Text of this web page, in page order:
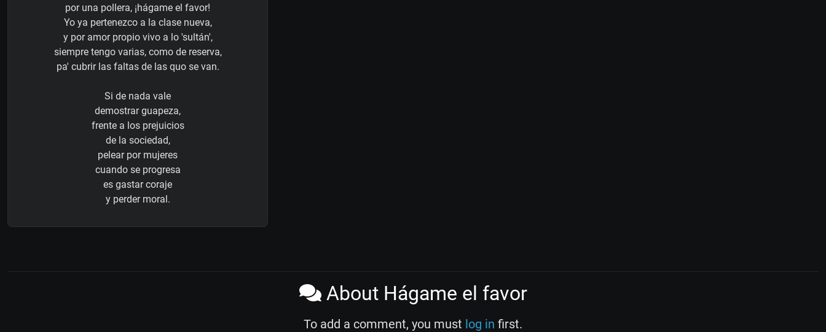
por una pollera, ¡hágame el favor!
Yo ya pertenezco a la clase nueva,
y por amor propio vivo a lo 'sultán',
siempre tengo varias, como de reserva,
pa' cubrir las faltas de las quo se van.
Si de nada vale
demostrar guapeza,
frente a los prejuicios
de la sociedad,
pelear por mujeres
cuando se progresa
es gastar coraje
y perder moral.
About Hágame el favor
To add a comment, you must log in first.